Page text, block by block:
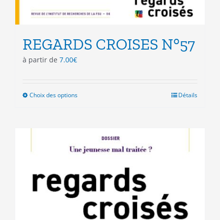
REGARDS CROISES N°57
à partir de 7.00€
Choix des optionsCe
variations.
Les
être
choisies
sur
Détails